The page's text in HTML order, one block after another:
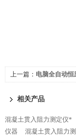
上一篇： 电脑全自动
相关产品
混凝土贯入阻力测定仪*
仪器
混凝土贯入阻力